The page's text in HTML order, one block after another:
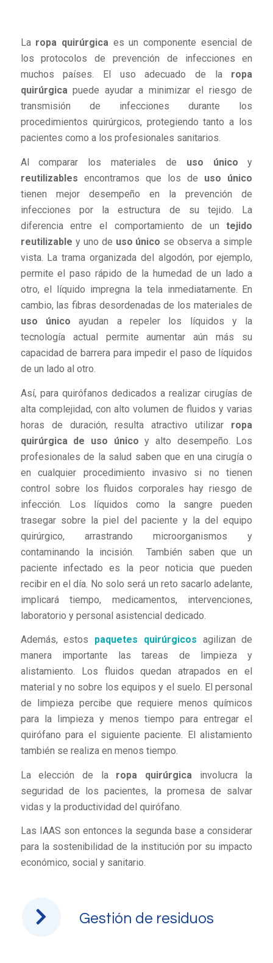
La ropa quirúrgicaes un componente esencial de
los protocolos de prevención de infecciones en
muchos países. El uso adecuado de la ropa
quirúrgicapuede ayudar a minimizar el riesgo de
transmisión de infecciones durante los
procedimientos quirúrgicos, protegiendo tanto a los
pacientes como a los profesionales sanitarios.
Al comparar los materiales de uso único y
reutilizables encontramos que los de uso único
tienen mejor desempeño en la prevención de
infecciones por la estructura de su tejido. La
diferencia entre el comportamiento de untejido
reutilizable y uno de uso único se observa a simple
vista. La trama organizada del algodón, por ejemplo,
permite el paso rápido de la humedad de un lado a
otro, el líquido impregna la tela inmediatamente. En
cambio, las fibras desordenadas de los materiales de
uso único ayudan a repeler los líquidos y la
tecnología actual permite aumentar aún más su
capacidad de barrera para impedir el paso de líquidos
de un lado al otro.
Así, para quirófanos dedicados a realizar cirugías de
alta complejidad, con alto volumen de fluidos y varias
horas de duración, resulta atractivo utilizar ropa
quirúrgica de uso único y alto desempeño. Los
profesionales de la salud saben que en una cirugía o
en cualquier procedimiento invasivo si no tienen
control sobre los fluidos corporales hay riesgo de
infección. Los líquidos como la sangre pueden
trasegar sobre la piel del paciente y la del equipo
quirúrgico, arrastrando microorganismos y
contaminando la incisión. También saben que un
paciente infectado es la peor noticia que pueden
recibir en el día. No solo será un reto sacarlo adelante,
implicará tiempo, medicamentos, intervenciones,
laboratorio y personal asistencial dedicado.
Además, estos paquetes quirúrgicos agilizan de
manera importante las tareas de limpieza y
alistamiento. Los fluidos quedan atrapados en el
material y no sobre los equipos y el suelo. El personal
de limpieza percibe que requiere menos químicos
para la limpieza y menos tiempo para entregar el
quirófano para el siguiente paciente. El alistamiento
también se realiza en menos tiempo.
La elección de la ropa quirúrgica involucra la
seguridad de los pacientes, la promesa de salvar
vidas y la productividad del quirófano.
Las IAAS son entonces la segunda base a considerar
para la sostenibilidad de la institución por su impacto
económico, social y sanitario.
Gestión de residuos